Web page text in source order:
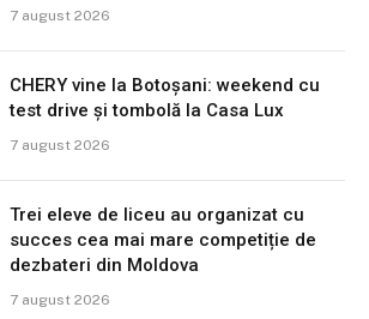
7 august 2026
CHERY vine la Botoșani: weekend cu
test drive și tombolă la Casa Lux
7 august 2026
Trei eleve de liceu au organizat cu
succes cea mai mare competiție de
dezbateri din Moldova
7 august 2026